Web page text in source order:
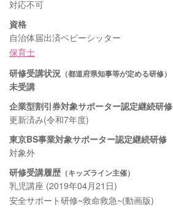
対応不可
資格
自治体届出済ベビーシッター
保育士
研修受講状況 （都道府県知事等が定める研修）
未受講
企業型割引券対象サポーター認定継続研修
更新済み(令和7年度)
東京BS事業対象サポーター認定継続研修
対象外
研修受講履歴 （キッズライン主催）
乳児講座 (2019年04月21日)
安全サポート研修~救命救急~(動画版)